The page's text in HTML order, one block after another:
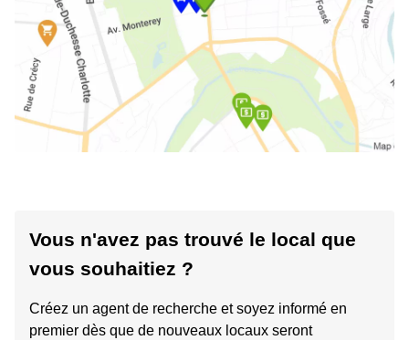
Vous n'avez pas trouvé le local que
vous souhaitiez ?
Créez un agent de recherche et soyez informé en
premier dès que de nouveaux locaux seront